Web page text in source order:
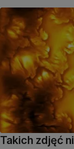
Takich zdjęć